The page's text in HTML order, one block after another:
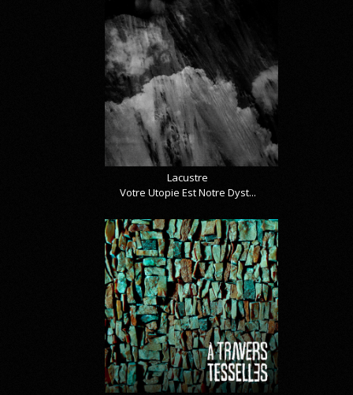
Lacustre
Votre Utopie Est Notre Dyst...